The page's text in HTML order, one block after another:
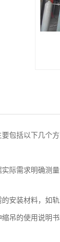
包括以下几个方
需求明确测量
装材料，如轨
的使用说明书